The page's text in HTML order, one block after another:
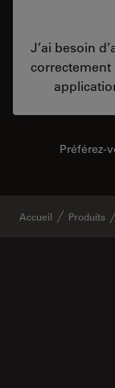
J’ai besoin
Préférez-
Accueil Produits